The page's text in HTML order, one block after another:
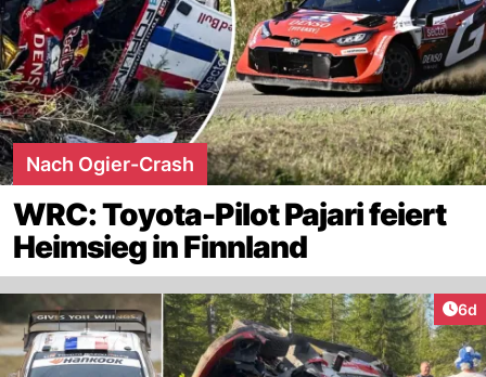
Nach Ogier-Crash
WRC: Toyota-Pilot Pajari feiert
Heimsieg in Finnland
6d